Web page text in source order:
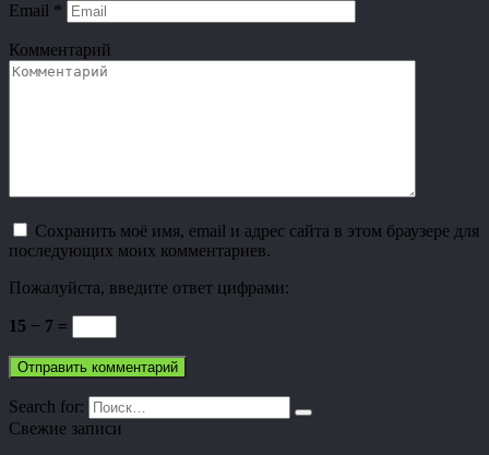
Email *
Комментарий
Сохранить моё имя, email и адрес сайта в этом браузере для
последующих моих комментариев.
Пожалуйста, введите ответ цифрами:
15 − 7 =
Search for:
Свежие записи